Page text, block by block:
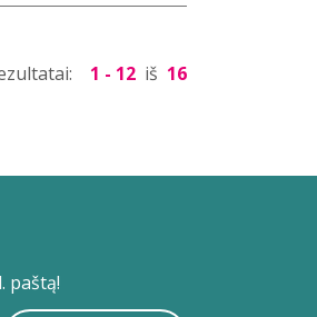
1 - 12 iš 16
paštą!